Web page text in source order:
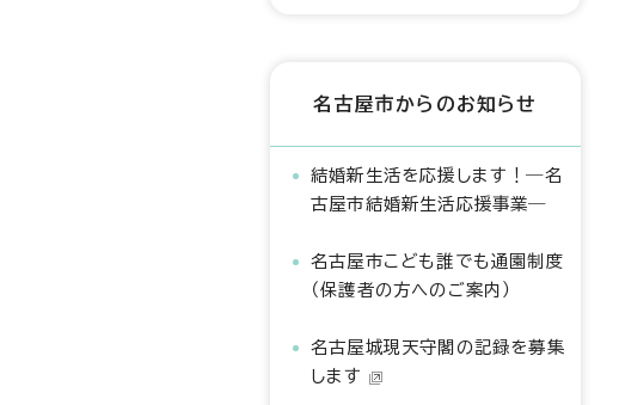
名古屋市からのお知らせ
結婚新生活を応援します！―名
古屋市結婚新生活応援事業―
名古屋市こども誰でも通園制度
（保護者の方へのご案内）
名古屋城現天守閣の記録を募集
します